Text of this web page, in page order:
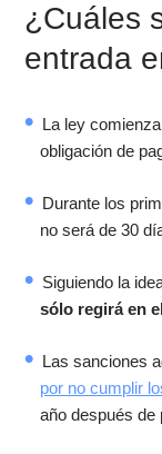
¿Cuáles
entrada
La ley
obligación de
Durante los
no será de 30
Siguiendo la
sólo regirá en
Las sanciones
por no cumplir
año después de